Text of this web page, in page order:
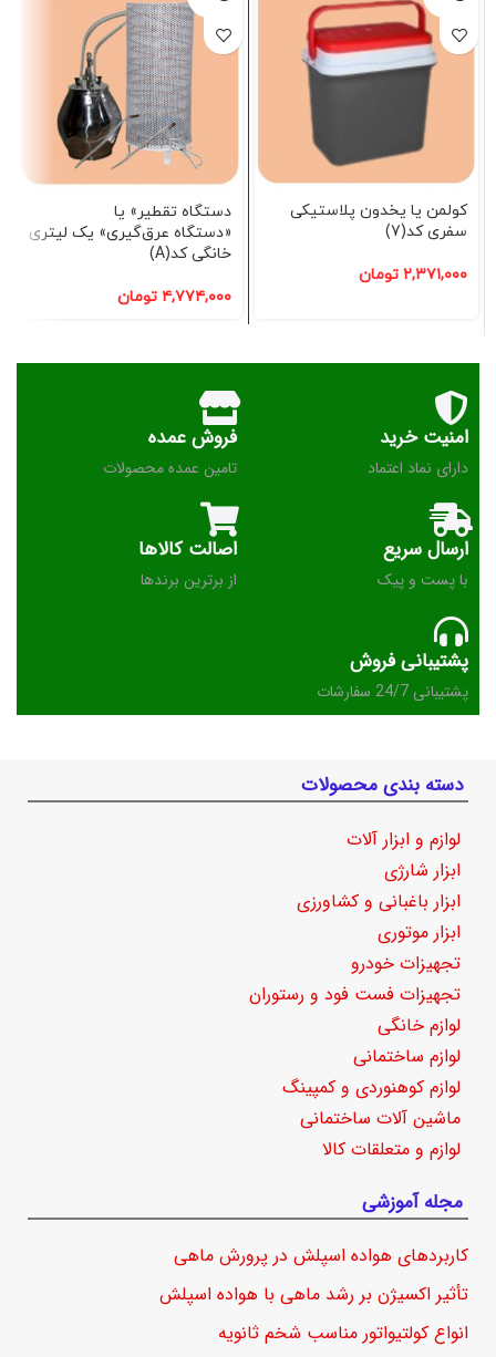
کولمن یا یخدون پلاستیکی
سفری کد(7)
۲,۳۷۱,۰۰۰ تومان
دستگاه تقطیر» یا
«دستگاه عرق‌گیری» یک لیتری
خانگی کد(A)
۴,۷۷۴,۰۰۰ تومان
امنیت خرید
دارای نماد اعتماد
فروش عمده
تامین عمده محصولات
ارسال سریع
با پست و پیک
اصالت کالاها
از برترین برندها
پشتیبانی فروش
پشتیبانی 24/7 سفارشات
دسته بندی محصولات
لوازم و ابزار آلات
ابزار شارژی
ابزار باغبانی و کشاورزی
ابزار موتوری
تجهیزات خودرو
تجهیزات فست فود و رستوران
لوازم خانگی
لوازم ساختمانی
لوازم کوهنوردی و کمپینگ
ماشین آلات ساختمانی
لوازم و متعلقات کالا
مجله آموزشی
کاربردهای هواده اسپلش در پرورش ماهی
تأثیر اکسیژن بر رشد ماهی با هواده اسپلش
انواع کولتیواتور مناسب شخم ثانویه